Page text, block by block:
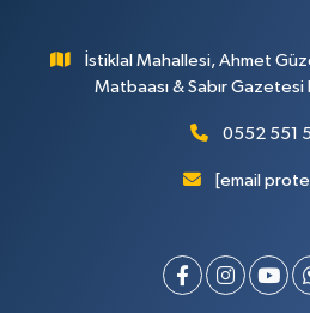
İstiklal Mahallesi, Ahmet
Matbaası & Sabır
0552 551
[email